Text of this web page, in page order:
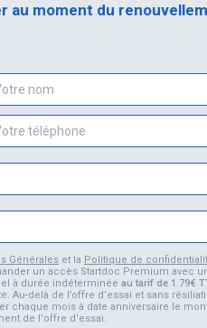
au moment du
Générales et la Politique de
un accès Startdoc Premium avec
à durée indéterminée au tarif de 1.79€
Au-delà de l’offre d’essai et sans
chaque mois à date anniversaire le
de l'offre d'essai.